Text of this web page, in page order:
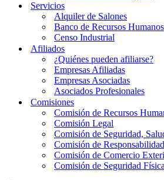
Servicios
Alquiler de Salones
Banco de Recursos Humanos
Censo Industrial
Afiliados
¿Quiénes pueden afiliarse?
Empresas Afiliadas
Empresas Asociadas
Asociados Profesionales
Comisiones
Comisión de Recursos
Comisión Legal
Comisión de Seguridad,
Comisión de
Comisión de Comercio
Comisión de Seguridad Física